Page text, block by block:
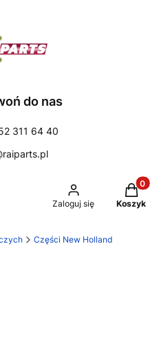
do nas
311 64 40
Zaloguj się Koszyk
Części New Holland